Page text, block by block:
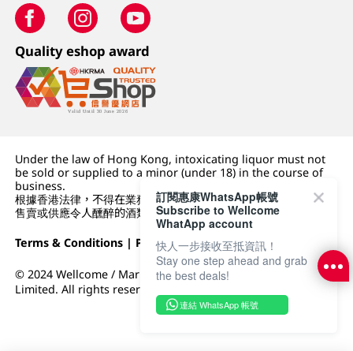
Quality eshop award
Under the law of Hong Kong, intoxicating liquor must not
be sold or supplied to a minor (under 18) in the course of
business.
根據香港法律，不得在業務過程中，向未成年人 (18 歲以下人士)
售賣或供應令人醺醉的酒類。
Terms & Conditions | Privacy Policy|DFI Retail Group
© 2024 Wellcome / Market Place. The Dairy Farm Company
Limited. All rights reserved.
訂閱惠康WhatsApp帳號
Subscribe to Wellcome
WhatApp account
快人一步接收至抵資訊！
Stay one step ahead and grab
the best deals!
連結 WhatsApp 帳號